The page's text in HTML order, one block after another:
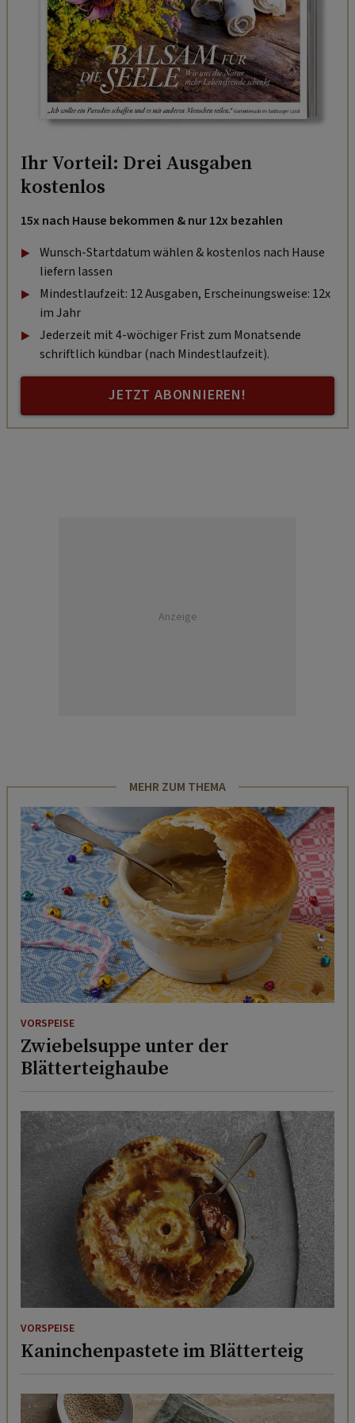
Ihr Vorteil: Drei Ausgaben
kostenlos
15x nach Hause bekommen & nur 12x bezahlen
Wunsch-Startdatum wählen & kostenlos nach Hause
liefern lassen
Mindestlaufzeit: 12 Ausgaben, Erscheinungsweise: 12x
im Jahr
Jederzeit mit 4-wöchiger Frist zum Monatsende
schriftlich kündbar (nach Mindestlaufzeit).
JETZT ABONNIEREN!
Anzeige
MEHR ZUM THEMA
VORSPEISE
Zwiebelsuppe unter der
Blätterteighaube
VORSPEISE
Kaninchenpastete im Blätterteig